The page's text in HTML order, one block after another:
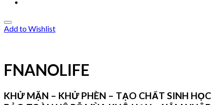
Add to Wishlist
FNANOLIFE
KHỬ MẶN – KHỬ PHÈN – TẠO CHẤT SINH HỌC